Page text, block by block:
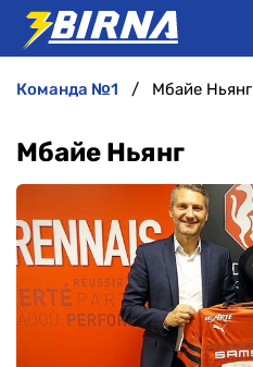
ІНТЕРВ'Ю
РІЗНЕ
команда №1 Мбайе Ньянг
Мбайе Ньянг